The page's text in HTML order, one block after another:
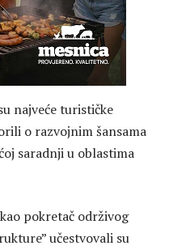
najveće turističke
o razvojnim šansama
saradnji u oblastima
pokretač održivog
učestvovali su